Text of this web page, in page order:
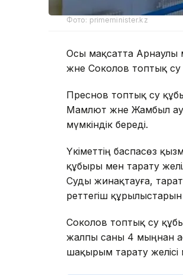
Фото: primeminister.kz
Осы мақсатта Арнаулы
және Соколов топтық
Преснов топтық су
Мамлют және Жамбыл
мүмкіндік береді.
Үкіметтің баспасөз
құбыры мен тарату
Суды жинақтауға,
реттегіш
Соколов топтық су
жалпы саны 4 мыңнан
шақырым тарату желісі